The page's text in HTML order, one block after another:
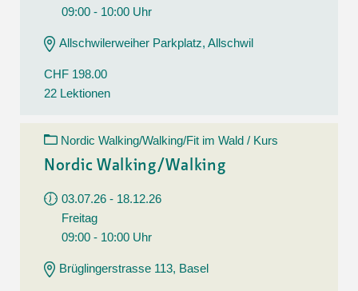
09:00 - 10:00 Uhr
Allschwilerweiher Parkplatz, Allschwil
CHF 198.00
22 Lektionen
Nordic Walking/Walking/Fit im Wald / Kurs
Nordic Walking/Walking
03.07.26 - 18.12.26
Freitag
09:00 - 10:00 Uhr
Brüglingerstrasse 113, Basel